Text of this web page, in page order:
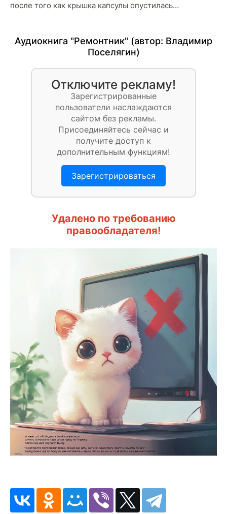
после того как крышка капсулы опустилась…
Аудиокнига "Ремонтник" (автор: Владимир
Поселягин)
Отключите рекламу!
Зарегистрированные
пользователи наслаждаются
сайтом без рекламы.
Присоединяйтесь сейчас и
получите доступ к
дополнительным функциям!
Зарегистрироваться
Удалено по требованию
правообладателя!